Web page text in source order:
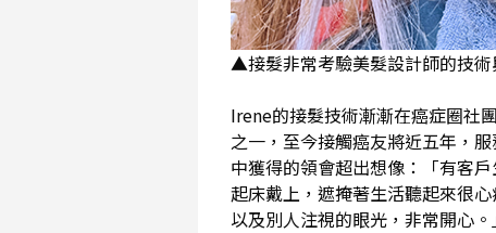
▲接髮非常考驗美髮設計師的技術
Irene的接髮技術漸漸在癌症圈社
之一，至今接觸癌友將近五年，
中獲得的領會超出想像：「有客
起床戴上，遮掩著生活聽起來很
以及別人注視的眼光，非常開心。